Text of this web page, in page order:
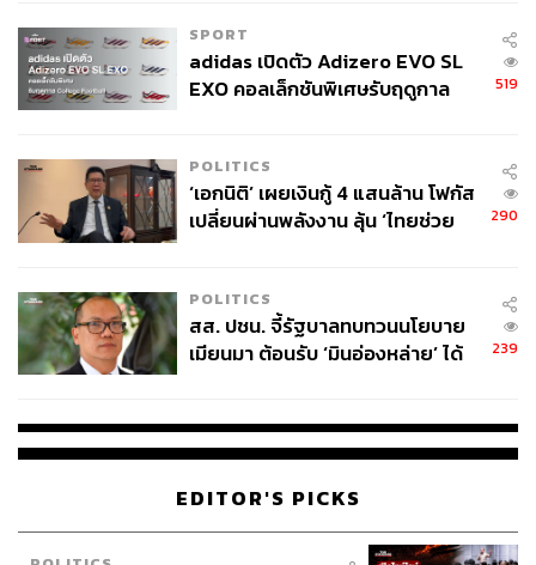
SPORT
adidas เปิดตัว Adizero EVO SL
EXO คอลเล็กชันพิเศษรับฤดูกาล
519
POLITICS
‘เอกนิติ’ เผยเงินกู้ 4 แสนล้าน โฟกัส
เปลี่ยนผ่านพลังงาน ลุ้น ‘ไทยช่วย
290
POLITICS
สส. ปชน. จี้รัฐบาลทบทวนนโยบาย
เมียนมา ต้อนรับ ‘มินอ่องหล่าย’ ได้
239
EDITOR'S PICKS